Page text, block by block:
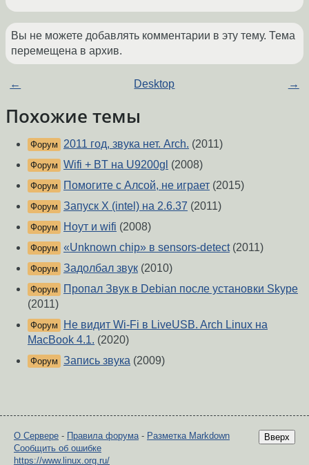
Вы не можете добавлять комментарии в эту тему. Тема
перемещена в архив.
← Desktop →
Похожие темы
Форум 2011 год, звука нет. Arch. (2011)
Форум Wifi + BT на U9200gl (2008)
Форум Помогите с Алсой, не играет (2015)
Форум Запуск X (intel) на 2.6.37 (2011)
Форум Ноут и wifi (2008)
Форум «Unknown chip» в sensors-detect(2011)
Форум Задолбал звук (2010)
Форум
Пропал Звук в Debian после установки Skype
(2011)
Форум
Не видит Wi-Fi в LiveUSB. Arch Linux на
MacBook 4.1. (2020)
Форум Запись звука (2009)
Вверх
О Сервере - Правила форума- Разметка Markdown
Сообщить об ошибке
https://www.linux.org.ru/